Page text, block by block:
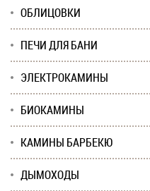
ОБЛИЦОВКИ
ПЕЧИ ДЛЯ БАНИ
ЭЛЕКТРОКАМИНЫ
БИОКАМИНЫ
КАМИНЫ БАРБЕКЮ
ДЫМОХОДЫ